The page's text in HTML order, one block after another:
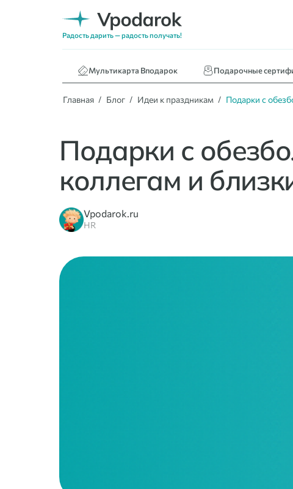
Радость дарить — радость получать!
Мультикарта Вподарок Подарочные
Книги
Главная Блог Идеи к праздникам Подарки с
Подарки с
коллегам и
Vpodarok.ru
HR